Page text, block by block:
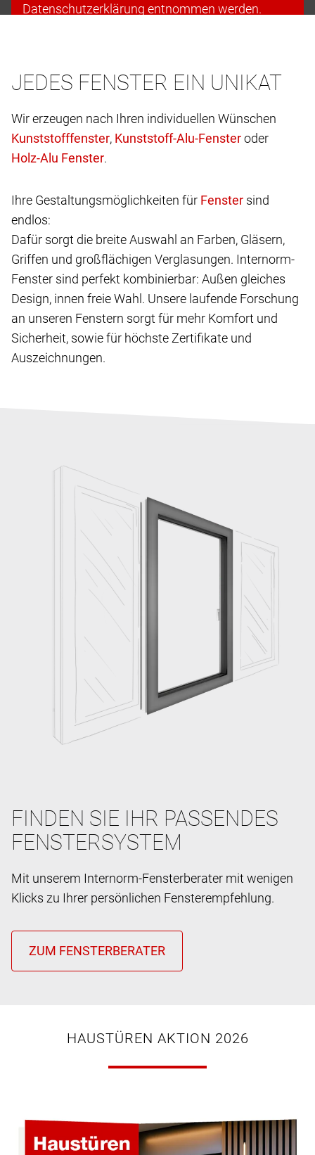
Datenschutzerklärung entnommen werden.
JEDES FENSTER EIN UNIKAT
Wir erzeugen nach Ihren individuellen Wünschen
,
oder
.
Ihre Gestaltungsmöglichkeiten für
sind
endlos:
Dafür sorgt die breite Auswahl an Farben, Gläsern,
Griffen und großflächigen Verglasungen. Internorm-
Fenster sind perfekt kombinierbar: Außen gleiches
Design, innen freie Wahl. Unsere laufende Forschung
an unseren Fenstern sorgt für mehr Komfort und
Sicherheit, sowie für höchste Zertifikate und
Auszeichnungen.
FINDEN SIE IHR PASSENDES
FENSTERSYSTEM
Mit unserem Internorm-Fensterberater mit wenigen
Klicks zu Ihrer persönlichen Fensterempfehlung.
HAUSTÜREN AKTION 2026